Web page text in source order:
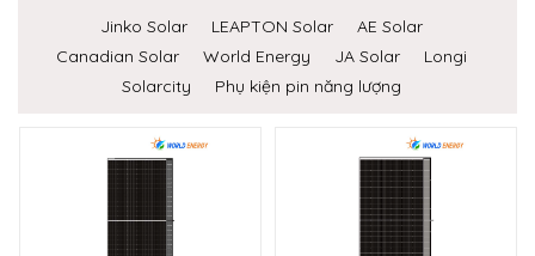
Jinko Solar LEAPTON Solar
AE Solar
Canadian Solar
World Energy JA Solar
Longi
Solarcity
Phụ kiện pin năng lượng